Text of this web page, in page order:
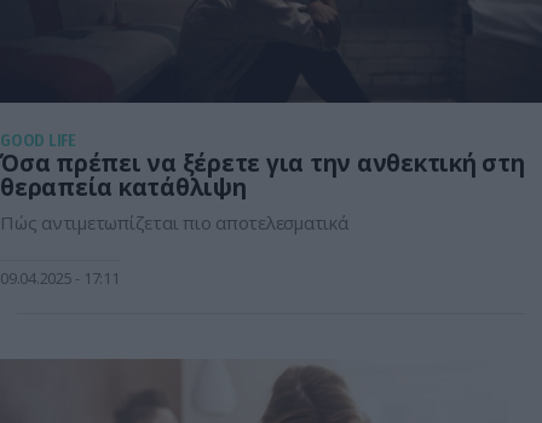
GOOD LIFE
Όσα πρέπει να ξέρετε για την ανθεκτική στη
θεραπεία κατάθλιψη
Πώς αντιμετωπίζεται πιο αποτελεσματικά
09.04.2025 17:11